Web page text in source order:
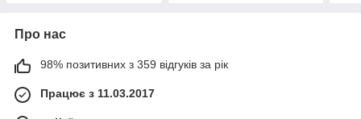
Про нас
98% позитивних з 359 відгуків за рік
Працює з 11.03.2017